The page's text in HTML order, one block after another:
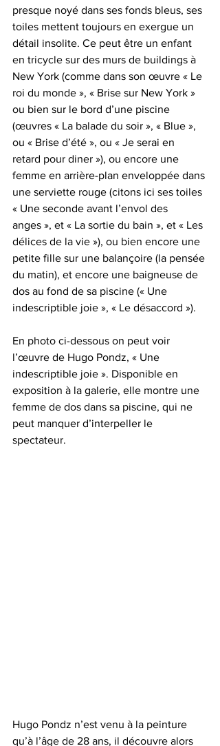
presque noyé dans ses fonds bleus, ses
toiles mettent toujours en exergue un
détail insolite. Ce peut être un enfant
en tricycle sur des murs de buildings à
New York (comme dans son œuvre « Le
roi du monde », « Brise sur New York »
ou bien sur le bord d’une piscine
(œuvres « La balade du soir », « Blue »,
ou « Brise d’été », ou « Je serai en
retard pour diner »), ou encore une
femme en arrière-plan enveloppée dans
une serviette rouge (citons ici ses toiles
« Une seconde avant l’envol des
anges », et « La sortie du bain », et « Les
délices de la vie »), ou bien encore une
petite fille sur une balançoire (la pensée
du matin), et encore une baigneuse de
dos au fond de sa piscine (« Une
indescriptible joie », « Le désaccord »).
En photo ci-dessous on peut voir
l’œuvre de Hugo Pondz, « Une
indescriptible joie ». Disponible en
exposition à la galerie, elle montre une
femme de dos dans sa piscine, qui ne
peut manquer d’interpeller le
spectateur.
Hugo Pondz n’est venu à la peinture
qu’à l’âge de 28 ans, il découvre alors